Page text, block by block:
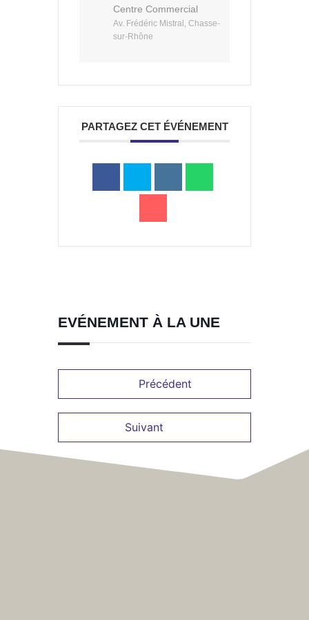
Centre Commercial
Av. Frédéric Mistral, Chasse-
sur-Rhône
PARTAGEZ CET ÉVÉNEMENT
EVÉNEMENT À LA UNE
Précédent
Suivant